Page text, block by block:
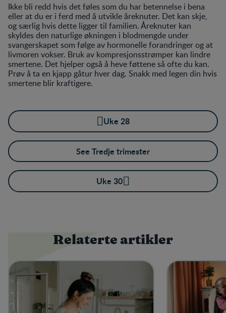
Ikke bli redd hvis det føles som du har betennelse i bena
eller at du er i ferd med å utvikle åreknuter. Det kan skje,
og særlig hvis dette ligger til familien. Åreknuter kan
skyldes den naturlige økningen i blodmengde under
svangerskapet som følge av hormonelle forandringer og at
livmoren vokser. Bruk av kompresjonsstrømper kan lindre
smertene. Det hjelper også å heve føttene så ofte du kan.
Prøv å ta en kjapp gåtur hver dag. Snakk med legen din hvis
smertene blir kraftigere.
Uke 28
See Tredje trimester
Uke 30
Relaterte artikler